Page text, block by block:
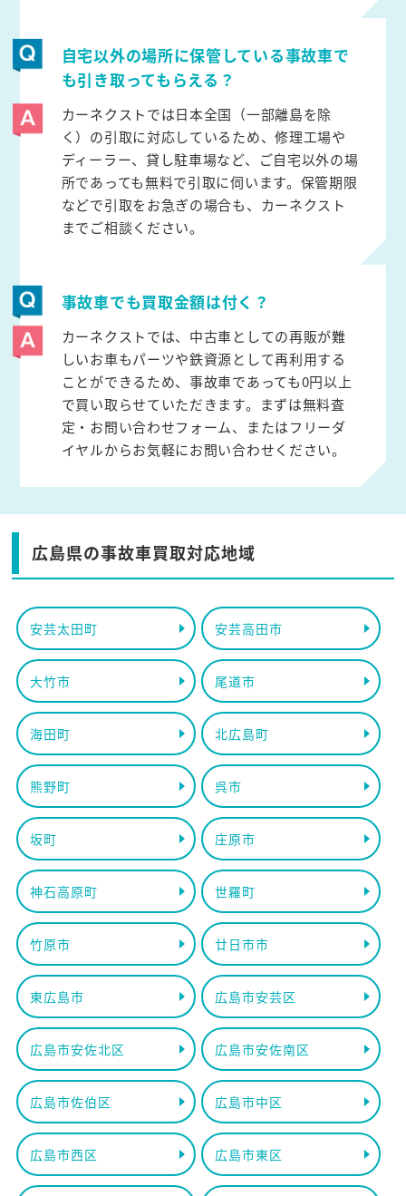
自宅以外の場所に保管している事故車で
も引き取ってもらえる？
カーネクストでは日本全国（一部離島を除
く）の引取に対応しているため、修理工場や
ディーラー、貸し駐車場など、ご自宅以外の場
所であっても無料で引取に伺います。保管期限
などで引取をお急ぎの場合も、カーネクスト
までご相談ください。
事故車でも買取金額は付く？
カーネクストでは、中古車としての再販が難
しいお車もパーツや鉄資源として再利用する
ことができるため、事故車であっても0円以上
で買い取らせていただきます。まずは無料査
定・お問い合わせフォーム、またはフリーダ
イヤルからお気軽にお問い合わせください。
広島県の事故車買取対応地域
安芸太田町 安芸高田市
大竹市 尾道市
海田町 北広島町
熊野町 呉市
坂町 庄原市
神石高原町 世羅町
竹原市 廿日市市
東広島市 広島市安芸区
広島市安佐北区 広島市安佐南区
広島市佐伯区 広島市中区
広島市西区 広島市東区